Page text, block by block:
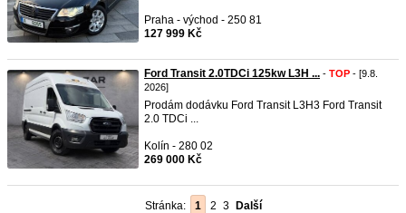
Praha - východ - 250 81
127 999 Kč
Ford Transit 2.0TDCi 125kw L3H ... - TOP - [9.8.
2026]
Prodám dodávku Ford Transit L3H3 Ford Transit
2.0 TDCi ...
Kolín - 280 02
269 000 Kč
Stránka: 1 2 3 Další